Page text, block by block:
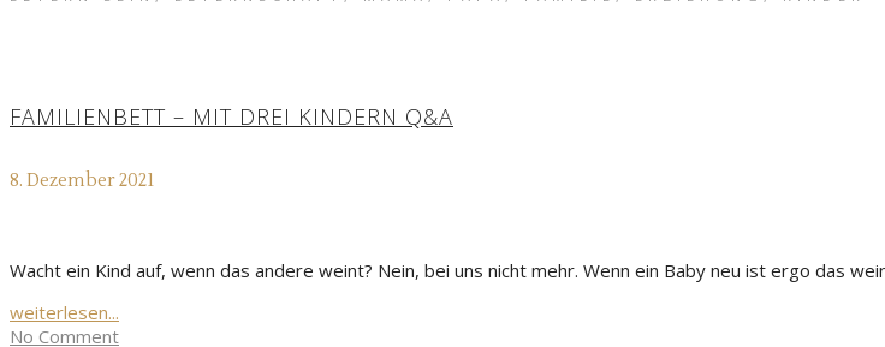
FAMILIENBETT – MIT DREI KINDERN Q&A
8. Dezember 2021
Wacht ein Kind auf, wenn das andere weint? Nein, bei uns nicht mehr. Wenn ein Baby neu ist ergo das
weiterlesen...
No Comment